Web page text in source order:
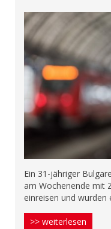
Ein 31-jähriger
am Wochenende mit
einreisen und
>> weiterlesen